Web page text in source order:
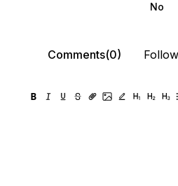
No
Comments(0)